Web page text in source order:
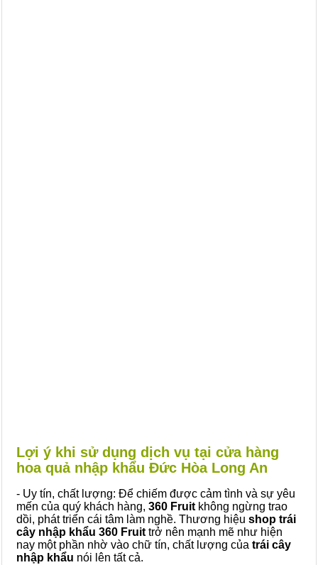
Lợi ý khi sử dụng dịch vụ tại cửa hàng
hoa quả nhập khẩu Đức Hòa Long An
- Uy tín, chất lượng: Để chiếm được cảm tình và sự yêu
mến của quý khách hàng, 360 Fruit không ngừng trao
dồi, phát triển cái tâm làm nghề. Thương hiệu shop trái
cây nhập khẩu 360 Fruit trở nên mạnh mẽ như hiện
nay một phần nhờ vào chữ tín, chất lượng của trái cây
nhập khẩu nói lên tất cả.